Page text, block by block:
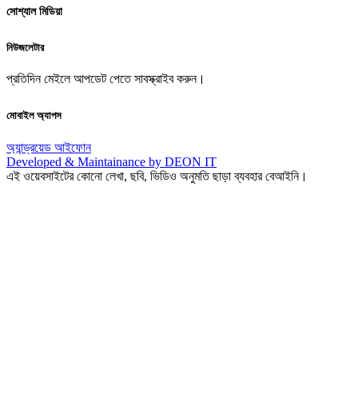
সোশ্যাল মিডিয়া
নিউজলেটার
প্রতিদিন মেইলে আপডেট পেতে সাবস্ক্রাইব করুন।
মোবাইল অ্যাপস
অ্যান্ড্রয়েড আইফোন
Developed & Maintainance by DEON IT
এই ওয়েবসাইটের কোনো লেখা, ছবি, ভিডিও অনুমতি ছাড়া ব্যবহার বেআইনি।